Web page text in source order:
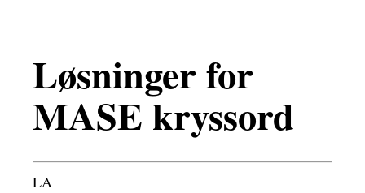
Løsninger for
MASE kryssord
LA